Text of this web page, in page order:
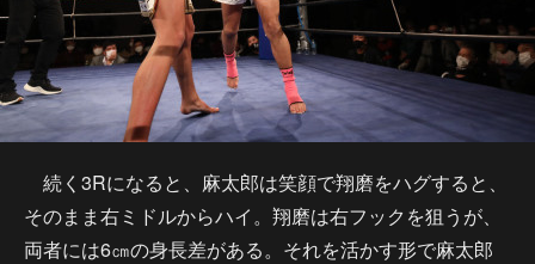
続く3Rになると、麻太郎は笑顔で翔磨をハグすると、
そのまま右ミドルからハイ。翔磨は右フックを狙うが、
両者には6㎝の身長差がある。それを活かす形で麻太郎